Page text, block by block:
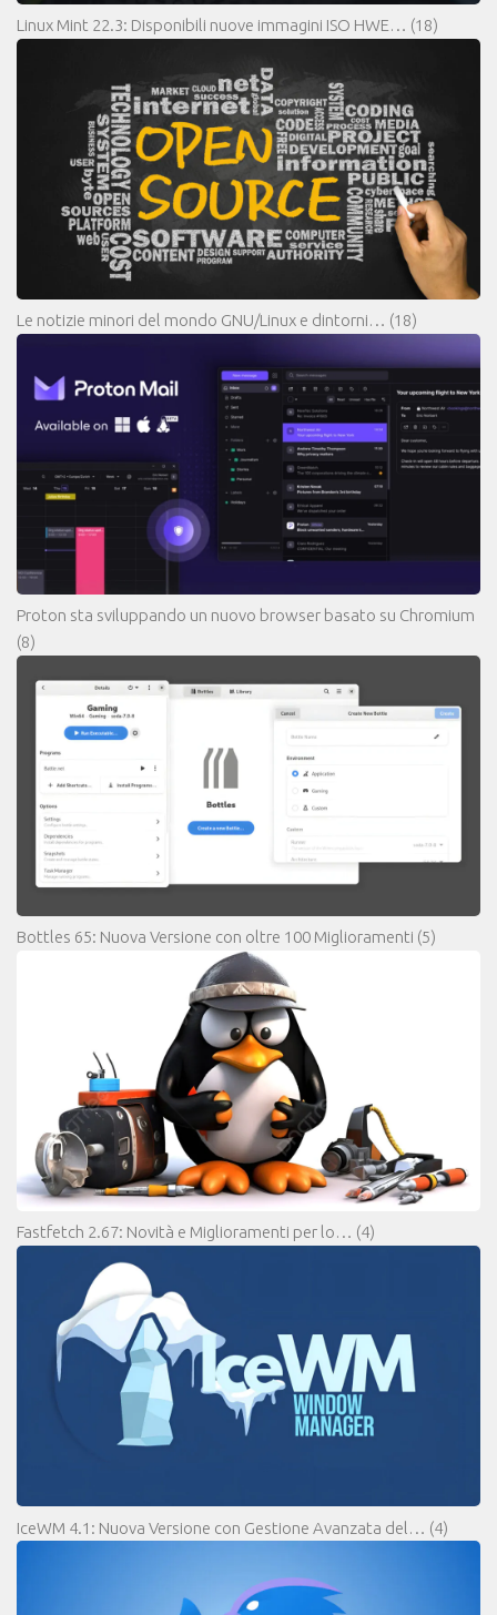
Linux Mint 22.3: Disponibili nuove immagini ISO HWE… (18)
Le notizie minori del mondo GNU/Linux e dintorni… (18)
Proton sta sviluppando un nuovo browser basato su Chromium
(8)
Bottles 65: Nuova Versione con oltre 100 Miglioramenti (5)
Fastfetch 2.67: Novità e Miglioramenti per lo… (4)
IceWM 4.1: Nuova Versione con Gestione Avanzata del… (4)